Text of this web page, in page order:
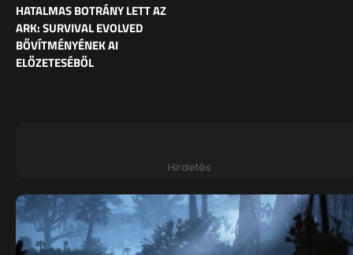
HATALMAS BOTRÁNY LETT AZ
ARK: SURVIVAL EVOLVED
BŐVÍTMÉNYÉNEK AI
ELŐZETESÉBŐL
Hirdetés